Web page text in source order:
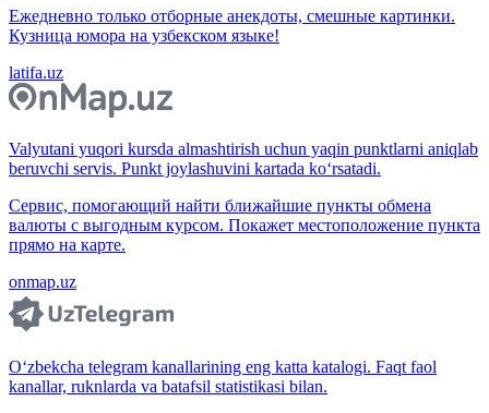
Ежедневно только отборные анекдоты, смешные картинки.
Кузница юмора на узбекском языке!
latifa.uz
Valyutani yuqori kursda almashtirish uchun yaqin punktlarni aniqlab
beruvchi servis. Punkt joylashuvini kartada ko‘rsatadi.
Сервис, помогающий найти ближайшие пункты обмена
валюты с выгодным курсом. Покажет местоположение пункта
прямо на карте.
onmap.uz
O‘zbekcha telegram kanallarining eng katta katalogi. Faqt faol
kanallar, ruknlarda va batafsil statistikasi bilan.